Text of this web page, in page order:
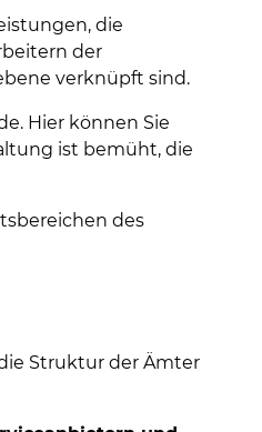
die
der
verknüpft sind.
Hier können Sie
ist bemüht, die
des
Struktur der Ämter